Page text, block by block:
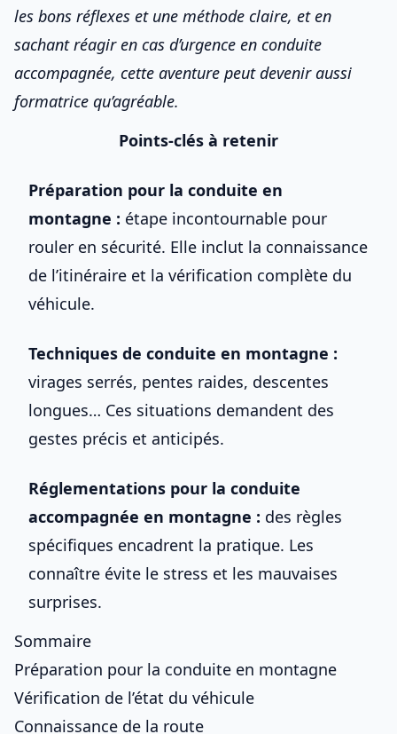
les bons réflexes et une méthode claire, et en
sachantréagir en cas d’urgence en conduite
accompagnée, cette aventure peut devenir aussi
formatrice qu’agréable.
Points-clés à retenir
Préparation pour la conduite en
montagne : étape incontournable pour
rouler en sécurité. Elle inclut la connaissance
de l’itinéraire et la vérification complète du
véhicule.
Techniques de conduite en montagne :
virages serrés, pentes raides, descentes
longues… Ces situations demandent des
gestes précis et anticipés.
Réglementations pour la conduite
accompagnée en montagne : des règles
spécifiques encadrent la pratique. Les
connaître évite le stress et les mauvaises
surprises.
Sommaire
Préparation pour la conduite en montagne
Vérification de l’état du véhicule
Connaissance de la route